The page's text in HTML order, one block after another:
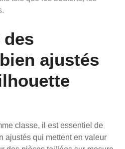
ajustés
classe, il est essentiel de
ajustés qui mettent en valeur